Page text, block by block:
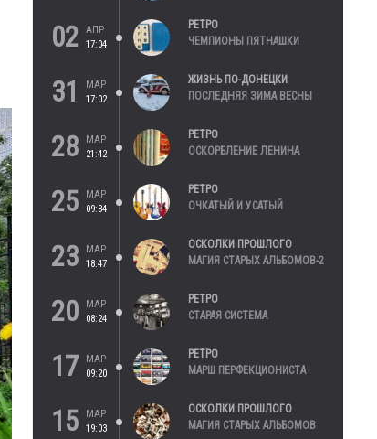
02
АПР
17:04
РЕТРО
ЧЕМПИОНЫ ПЯТНАШКИ
31
МАР
17:02
ЖИЗНЬ ПО-ДОНЕЦКИ
ПОСЛЕДНЯЯ ЗИМА ВЕСНЫ
28
МАР
21:42
РЕТРО
ОСКОРБЛЕНИЕ ЛЕНИНА
25
МАР
09:34
РЕТРО
ОЧКАТЫЙ И УСАТЫЙ
23
МАР
18:47
ОСКОЛКИ ПРОШЛОГО
МАГИЯ СТАРЫХ АЛЬБОМОВ-2
20
МАР
08:24
РЕТРО
СТАРАЯ СИСТЕМА
17
МАР
09:20
РЕТРО
МАРШ ПЕРФЕКЦИОНИСТА
15
МАР
19:03
ОСКОЛКИ ПРОШЛОГО
МАГИЯ СТАРЫХ АЛЬБОМОВ